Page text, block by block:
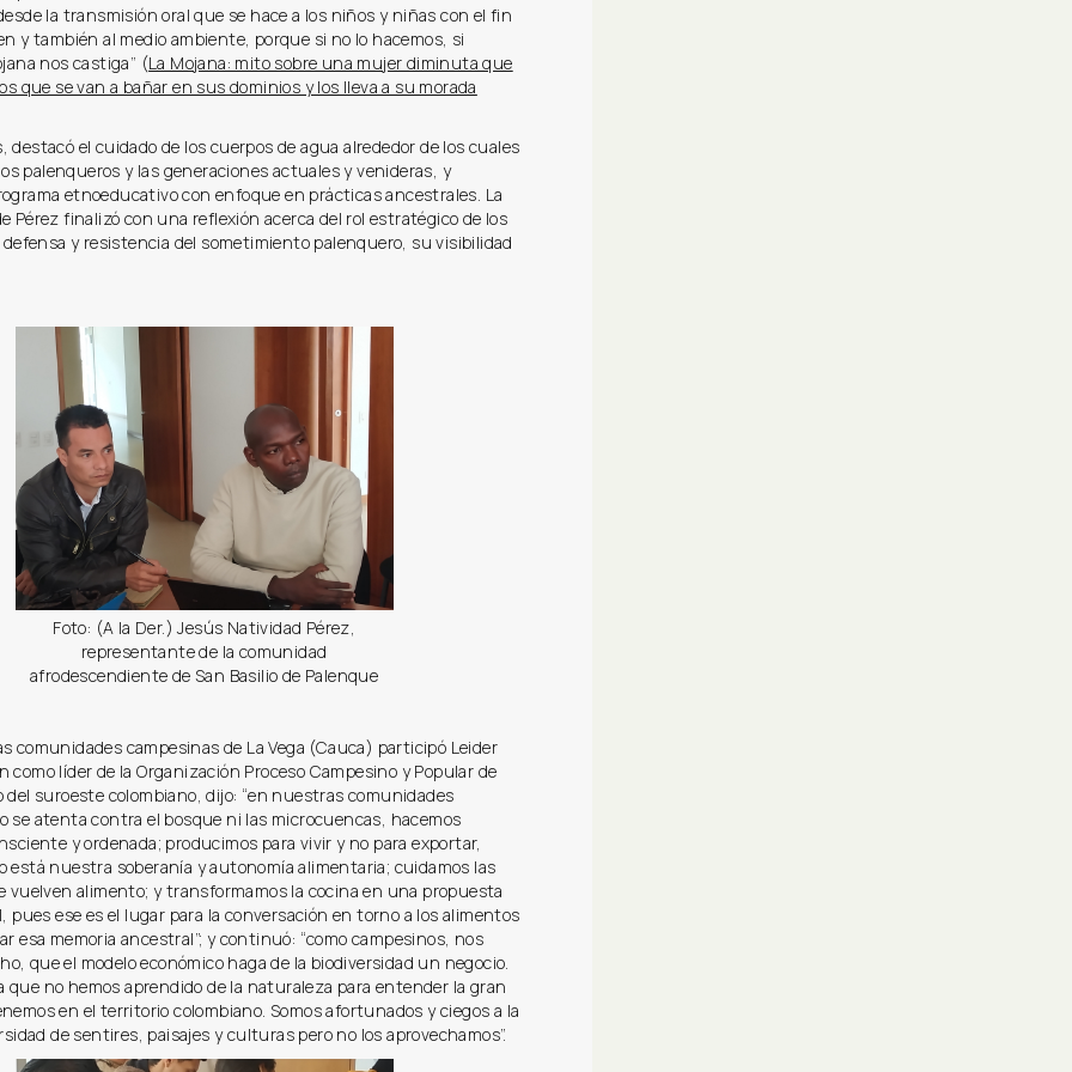
la transmisión oral que se hace a los niños y niñas con el fin
y también al medio ambiente, porque si no lo hacemos, si
nos castiga” (La Mojana: mito sobre una mujer diminuta que
que se van a bañar en sus dominios y los lleva a su morada
destacó el cuidado de los cuerpos de agua alrededor de los cuales
palenqueros y las generaciones actuales y venideras, y
etnoeducativo con enfoque en prácticas ancestrales. La
Pérez finalizó con una reflexión acerca del rol estratégico de los
defensa y resistencia del sometimiento palenquero, su visibilidad
Foto: (A la Der.) Jesús Natividad Pérez,
representante de la comunidad
afrodescendiente de San Basilio de Palenque
comunidades campesinas de La Vega (Cauca) participó Leider
como líder de la Organización Proceso Campesino y Popular de
suroeste colombiano, dijo: “en nuestras comunidades
se atenta contra el bosque ni las microcuencas, hacemos
y ordenada; producimos para vivir y no para exportar,
está nuestra soberanía y autonomía alimentaria; cuidamos las
vuelven alimento; y transformamos la cocina en una propuesta
pues ese es el lugar para la conversación en torno a los alimentos
esa memoria ancestral”; y continuó: “como campesinos, nos
que el modelo económico haga de la biodiversidad un negocio.
que no hemos aprendido de la naturaleza para entender la gran
en el territorio colombiano. Somos afortunados y ciegos a la
de sentires, paisajes y culturas pero no los aprovechamos”.